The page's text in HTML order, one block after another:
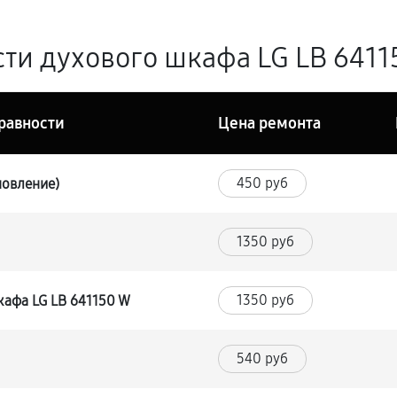
духового шкафа LG LB
Цена ремонта
450 руб
1350 руб
LG LB 641150 W 1350 руб
540 руб